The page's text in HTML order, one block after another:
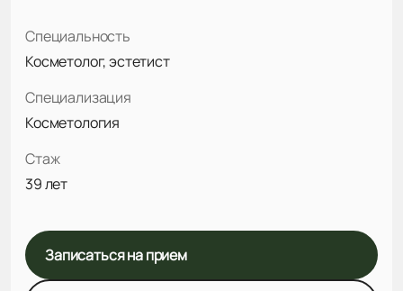
Специальность
Косметолог, эстетист
Специализация
Косметология
Стаж
39 лет
Записаться на прием